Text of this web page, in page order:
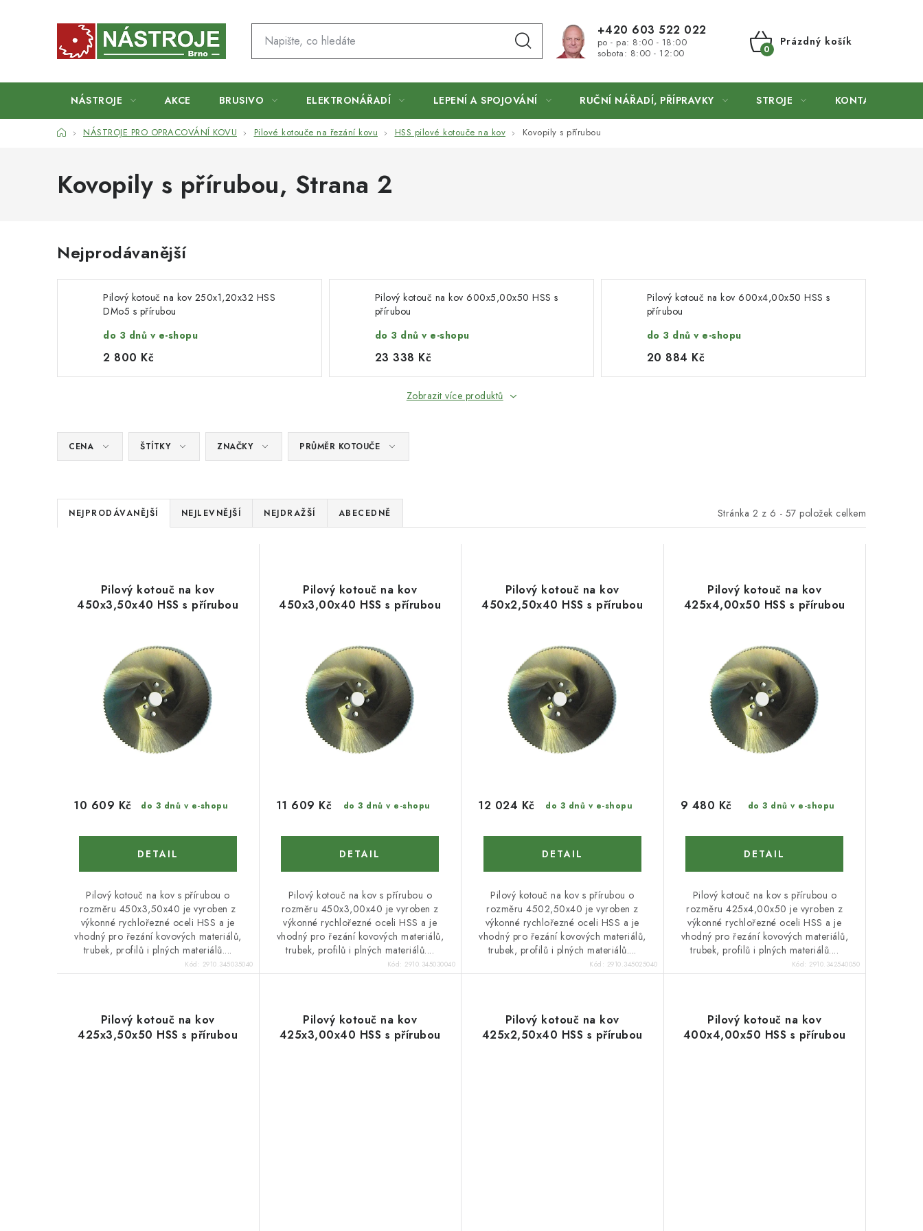
+420 603 522 022
po - pa: 8:00 - 18:00
sobota: 8:00 - 12:00
NÁKUPNÍ
Prázdný košík
NÁSTROJE AKCE BRUSIVO ELEKTRONÁŘADÍ LEPENÍ A SPOJOVÁNÍ RUČNÍ NÁŘADÍ, PŘÍPRAVKY STROJE KONTAKTY
DomůNÁSTROJE PRO OPRACOVÁNÍ KOVU Pilové kotouče na řezání kovu HSS pilové kotouče na kov Kovopily s přírubou
Kovopily s přírubou, Strana 2
Nejprodávanější
Pilový kotouč na kov 250x1,20x32 HSS
DMo5 s přírubou
do 3 dnů v e-shopu
2 800 Kč
Pilový kotouč na kov 600x5,00x50 HSS s
přírubou
do 3 dnů v e-shopu
23 338 Kč
Pilový kotouč na kov 600x4,00x50 HSS s
přírubou
do 3 dnů v e-shopu
20 884 Kč
Zobrazit více produktů
CENA ŠTÍTKY ZNAČKY PRŮMĚR KOTOUČE
Stránka 2 z 6 - 57 položek celkem
Ř
a
NEJPRODÁVANĚJŠÍ NEJLEVNĚJŠÍ NEJDRAŽŠÍ ABECEDNĚ
Pilový kotouč na kov
450x3,50x40 HSS s přírubou
do 3 dnů v e-shopu
10 609 Kč
Pilový kotouč na kov s přírubou o
rozměru 450x3,50x40 je vyroben z
výkonné rychlořezné oceli HSS a je
vhodný pro řezání kovových materiálů,
trubek, profilů i plných materiálů....
Kód: 2910.345035040
Pilový kotouč na kov
450x3,00x40 HSS s přírubou
do 3 dnů v e-shopu
11 609 Kč
Pilový kotouč na kov s přírubou o
rozměru 450x3,00x40 je vyroben z
výkonné rychlořezné oceli HSS a je
vhodný pro řezání kovových materiálů,
trubek, profilů i plných materiálů....
Kód: 2910.345030040
Pilový kotouč na kov
450x2,50x40 HSS s přírubou
do 3 dnů v e-shopu
12 024 Kč
Pilový kotouč na kov s přírubou o
rozměru 4502,50x40 je vyroben z
výkonné rychlořezné oceli HSS a je
vhodný pro řezání kovových materiálů,
trubek, profilů i plných materiálů....
Kód: 2910.345025040
Pilový kotouč na kov
425x4,00x50 HSS s přírubou
do 3 dnů v e-shopu
9 480 Kč
Pilový kotouč na kov s přírubou o
rozměru 425x4,00x50 je vyroben z
výkonné rychlořezné oceli HSS a je
vhodný pro řezání kovových materiálů,
trubek, profilů i plných materiálů....
Kód: 2910.342540050
Pilový kotouč na kov
425x3,50x50 HSS s přírubou
Pilový kotouč na kov
425x3,00x40 HSS s přírubou
Pilový kotouč na kov
425x2,50x40 HSS s přírubou
Pilový kotouč na kov
400x4,00x50 HSS s přírubou